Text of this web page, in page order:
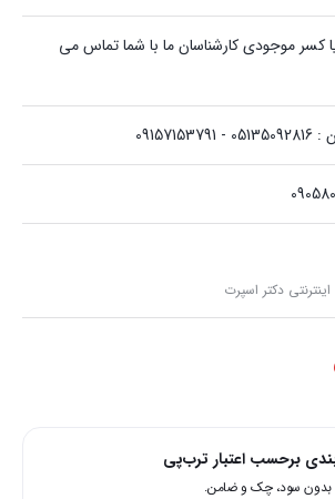
کسر موجودی کارشناسان ما با شما تماس می
دکتر اسپرت
برحسب اعتبار ترب‌پی